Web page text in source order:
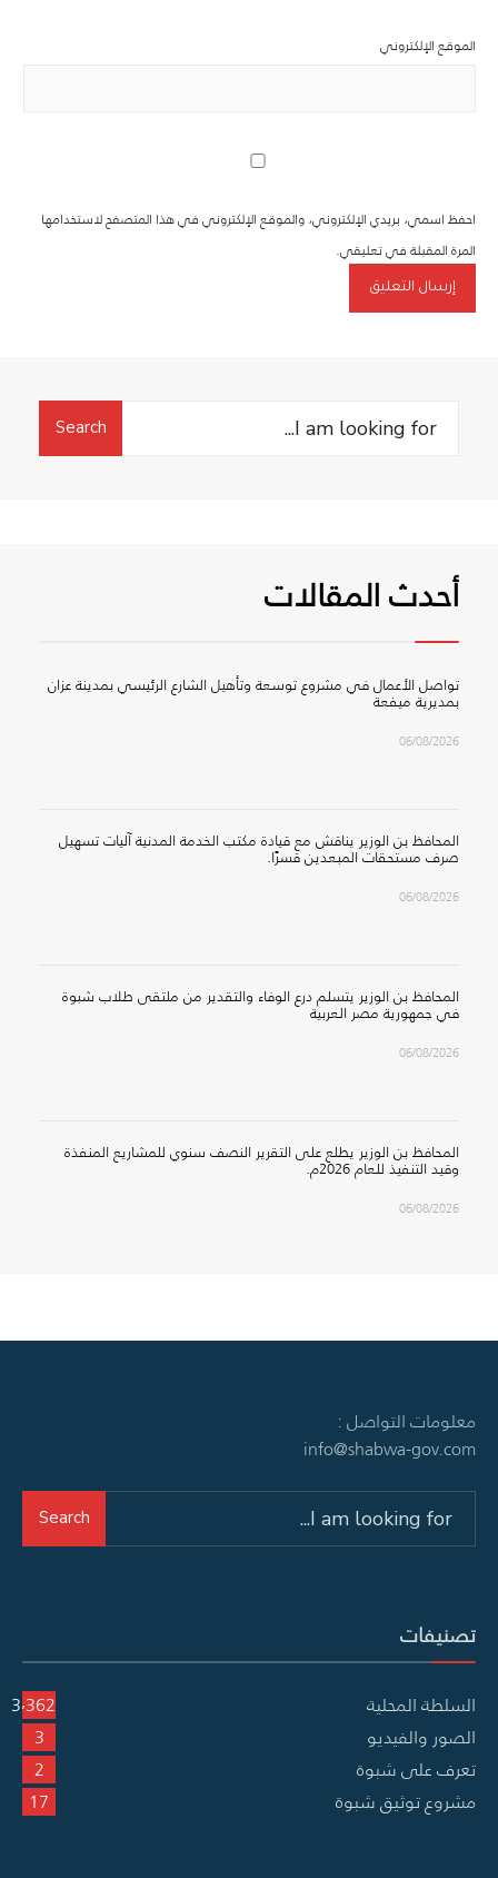
الموقع الإلكتروني
احفظ اسمي، بريدي الإلكتروني، والموقع الإلكتروني في هذا المتصفح لاستخدامها
المرة المقبلة في تعليقي.
Search
Search
أحدث المقالات
تواصل الأعمال في مشروع توسعة وتأهيل الشارع الرئيسي بمدينة عزان
بمديرية ميفعة
06/08/2026
المحافظ بن الوزير يناقش مع قيادة مكتب الخدمة المدنية آليات تسهيل
صرف مستحقات المبعدين قسرًا.
06/08/2026
المحافظ بن الوزير يتسلم درع الوفاء والتقدير من ملتقى طلاب شبوة
في جمهورية مصر العربية
06/08/2026
المحافظ بن الوزير يطلع على التقرير النصف سنوي للمشاريع المنفذة
وقيد التنفيذ للعام 2026م.
06/08/2026
معلومات التواصل :
info@shabwa-gov.com
Search
تصنيفات
السلطة المحلية
3٬362
الصور والفيديو
3
تعرف على شبوة
2
مشروع توثيق شبوة
17